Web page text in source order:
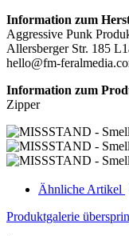
Information zum
Aggressive Punk
Allersberger Str. 185
hello@fm-
Information zum
Zipper
Ähnliche Artikel
Produktgalerie